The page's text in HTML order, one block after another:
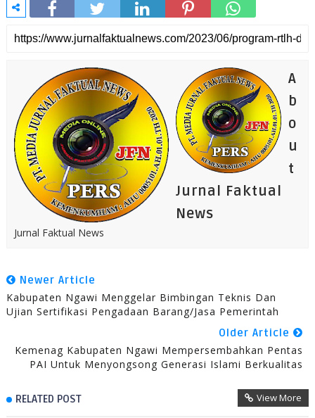
A
b
o
u
t
Jurnal Faktual
News
Jurnal Faktual News
Newer Article
Kabupaten Ngawi Menggelar Bimbingan Teknis Dan
Ujian Sertifikasi Pengadaan Barang/Jasa Pemerintah
Older Article
Kemenag Kabupaten Ngawi Mempersembahkan Pentas
PAI Untuk Menyongsong Generasi Islami Berkualitas
RELATED POST View More